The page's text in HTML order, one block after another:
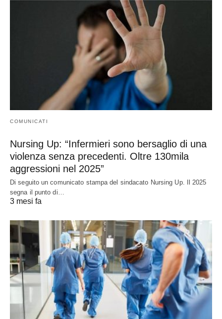
COMUNICATI
Nursing Up: “Infermieri sono bersaglio di una
violenza senza precedenti. Oltre 130mila
aggressioni nel 2025”
Di seguito un comunicato stampa del sindacato Nursing Up. Il 2025
segna il punto di…
3 mesi fa